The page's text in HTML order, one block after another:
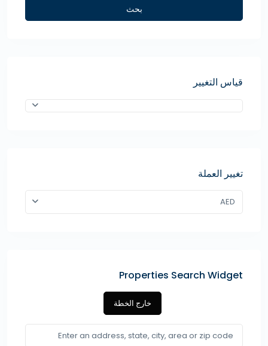
بحث
قياس التغيير
تغيير العملة
AED
Properties Search Widget
خارج الخطة